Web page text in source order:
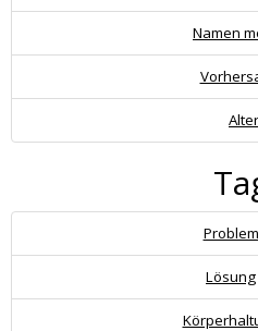
Namen
Alter
Problem
Lösung